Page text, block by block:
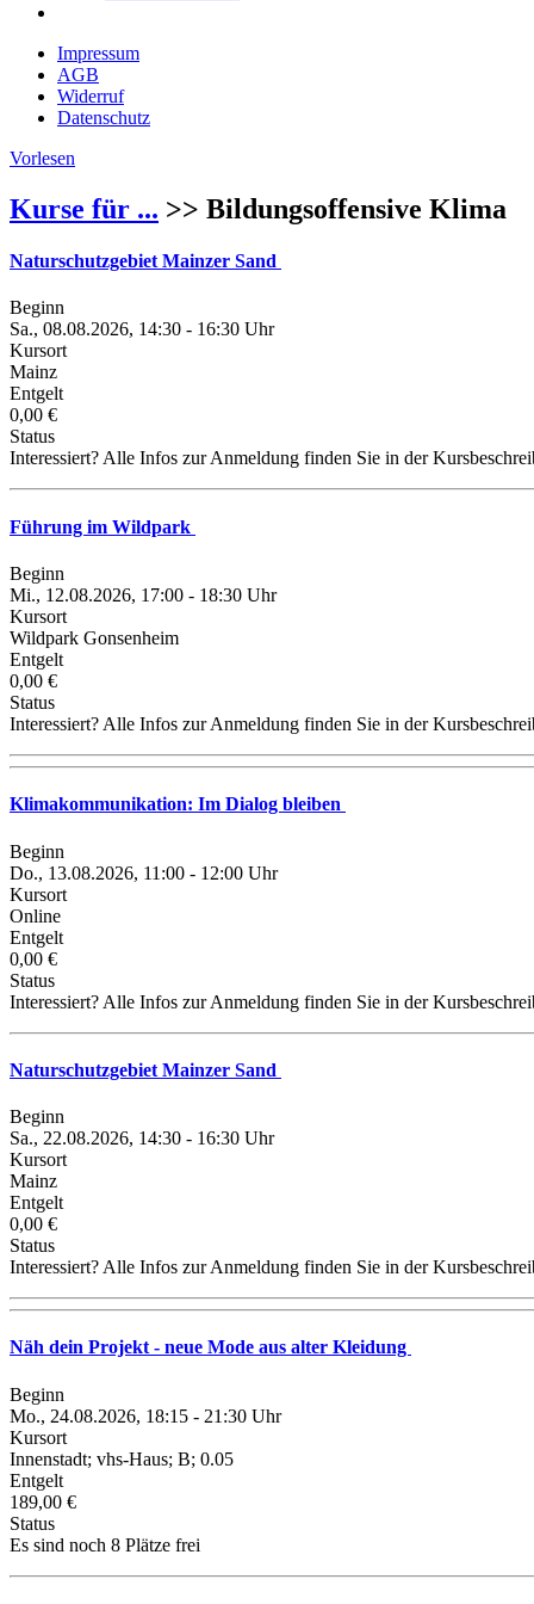
Impressum
AGB
Widerruf
Datenschutz
Vorlesen
Kurse für ... >> Bildungsoffensive Klima
Naturschutzgebiet Mainzer Sand
Beginn
Sa., 08.08.2026, 14:30 - 16:30 Uhr
Kursort
Mainz
Entgelt
0,00 €
Status
Interessiert? Alle Infos zur Anmeldung finden Sie in der
Führung im Wildpark
Beginn
Mi., 12.08.2026, 17:00 - 18:30 Uhr
Kursort
Wildpark Gonsenheim
Entgelt
0,00 €
Status
Interessiert? Alle Infos zur Anmeldung finden Sie in der
Klimakommunikation: Im Dialog bleiben
Beginn
Do., 13.08.2026, 11:00 - 12:00 Uhr
Kursort
Online
Entgelt
0,00 €
Status
Interessiert? Alle Infos zur Anmeldung finden Sie in der
Naturschutzgebiet Mainzer Sand
Beginn
Sa., 22.08.2026, 14:30 - 16:30 Uhr
Kursort
Mainz
Entgelt
0,00 €
Status
Interessiert? Alle Infos zur Anmeldung finden Sie in der
Näh dein Projekt - neue Mode aus alter Kleidung
Beginn
Mo., 24.08.2026, 18:15 - 21:30 Uhr
Kursort
Innenstadt; vhs-Haus; B; 0.05
Entgelt
189,00 €
Status
Es sind noch 8 Plätze frei